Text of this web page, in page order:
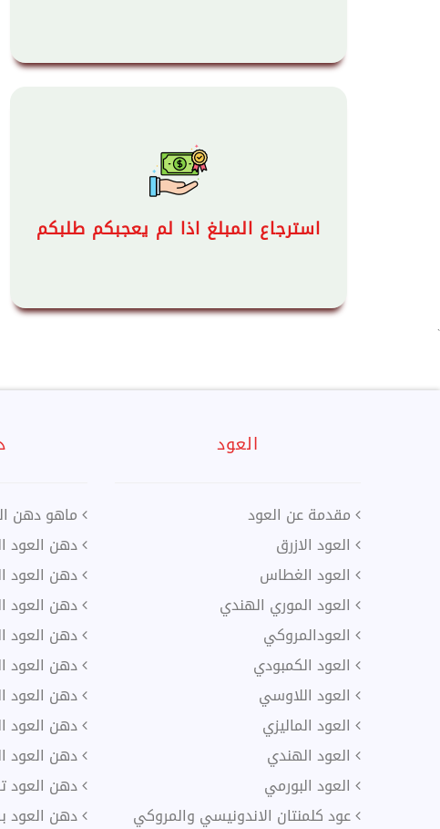
استرجاع المبلغ اذا لم يعجبكم طلبكم
`
العود
مقدمة عن العود
العود الازرق
العود الغطاس
العود الموري الهندي
العودالمروكي
العود الكمبودي
العود اللاوسي
العود الماليزي
العود الهندي
العود البورمي
عود كلمنتان الاندونيسي والمروكي
ماهو دهن
دهن العود
دهن العود
دهن العود
دهن العود
دهن العود
دهن العود
دهن العود
دهن العود
دهن العود
دهن العود